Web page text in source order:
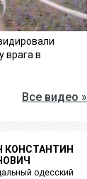
врага в
Все видео »
КОНСТАНТИН
одесский